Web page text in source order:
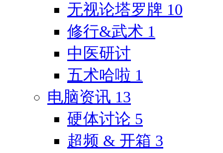
无视论塔罗牌 10
修行&武术 1
中医研讨
五术哈啦 1
电脑资讯 13
硬体讨论 5
超频 & 开箱 3